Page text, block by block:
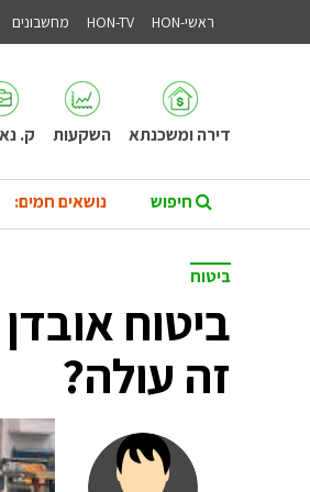
ראשי-HON HON-TV מחשבונים
דירה ומשכנתא השקעות ק.
נושאים חמים:
ביטוח
ביטוח
זה עולה?